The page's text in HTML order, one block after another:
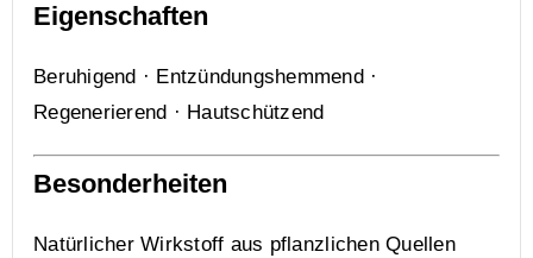
Eigenschaften
Beruhigend · Entzündungshemmend ·
Regenerierend · Hautschützend
Besonderheiten
Natürlicher Wirkstoff aus pflanzlichen Quellen